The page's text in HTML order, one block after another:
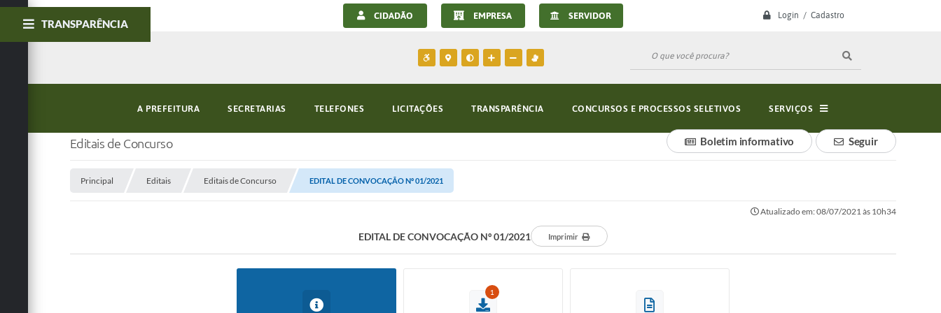
Login / Cadastro
CIDADÃO EMPRESA SERVIDOR
A PREFEITURA SECRETARIAS TELEFONES LICITAÇÕES TRANSPARÊNCIA CONCURSOS E PROCESSOS SELETIVOS SERVIÇOS
TRANSPARÊNCIA
Editais de Concurso Seguir
Boletim informativo
Principal Editais Editais de Concurso EDITAL DE CONVOCAÇÃO Nº 01/2021
Atualizado em: 08/07/2021 às 10h34
EDITAL DE CONVOCAÇÃO Nº 01/2021 Imprimir
1